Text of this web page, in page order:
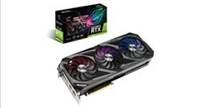
Paměť: 8 GB GDDR6 Šířka paměťové
sběrnice: 256-bit Rozhraní: PCI Express
4.0 Open GL: 4.6 Frekvence jádra: * OC
Mode - 1935 MHz (Boost Clock) * Gaming
Mode - 1905 MHz (Boost Clock)
Frekvence paměti: 14 000 MHz Max....